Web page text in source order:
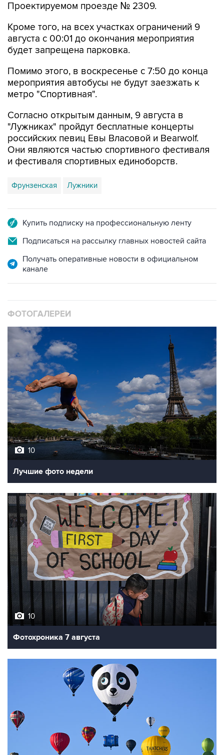
Проектируемом проезде № 2309.
Кроме того, на всех участках ограничений 9
августа с 00:01 до окончания мероприятия
будет запрещена парковка.
Помимо этого, в воскресенье с 7:50 до конца
мероприятия автобусы не будут заезжать к
метро "Спортивная".
Согласно открытым данным, 9 августа в
"Лужниках" пройдут бесплатные концерты
российских певиц Евы Власовой и Bearwolf.
Они являются частью спортивного фестиваля
и фестиваля спортивных единоборств.
Фрунзенская Лужники
Купить подписку на профессиональную ленту
Подписаться на рассылку главных новостей сайта
Получать оперативные новости в официальном
канале
ФОТОГАЛЕРЕИ
10
Лучшие фото недели
10
Фотохроника 7 августа